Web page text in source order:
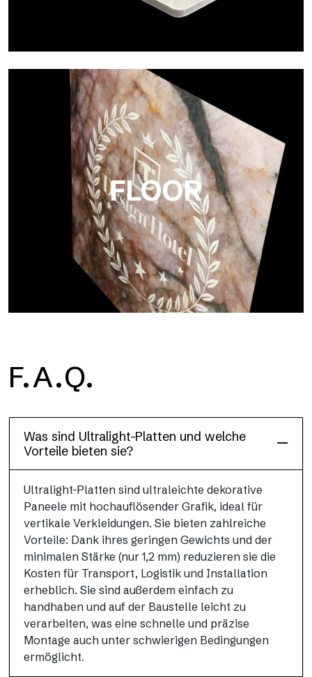
Project
Ultralight Project ist eine 3 mm starke Aluminium-
Verbundplatte
FLOOR
Diese Bodenoberfläche, widerstandsfähig und leicht (PEI 4;
R10), wurde entwickelt, um Leistung und Praktikabilität zu
F.A.Q.
Was sind Ultralight-Platten und welche
Vorteile bieten sie?
Ultralight-Platten sind ultraleichte dekorative
Paneele mit hochauflösender Grafik, ideal für
vertikale Verkleidungen. Sie bieten zahlreiche
Vorteile: Dank ihres geringen Gewichts und der
minimalen Stärke (nur 1,2 mm) reduzieren sie die
Kosten für Transport, Logistik und Installation
erheblich. Sie sind außerdem einfach zu
handhaben und auf der Baustelle leicht zu
verarbeiten, was eine schnelle und präzise
Montage auch unter schwierigen Bedingungen
ermöglicht.